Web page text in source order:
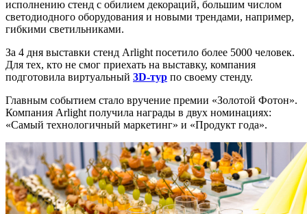
исполнению стенд с обилием декораций, большим числом
светодиодного оборудования и новыми трендами, например,
гибкими светильниками.
За 4 дня выставки стенд Arlight посетило более 5000 человек.
Для тех, кто не смог приехать на выставку, компания
подготовила виртуальный 3D-тур по своему стенду.
Главным событием стало вручение премии «Золотой Фотон».
Компания Arlight получила награды в двух номинациях:
«Самый технологичный маркетинг» и «Продукт года».